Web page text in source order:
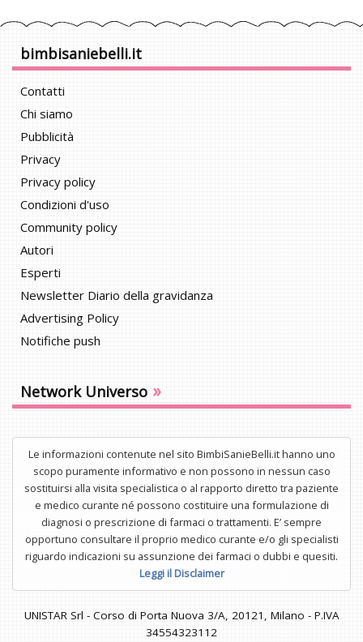
bimbisaniebelli.it
Contatti
Chi siamo
Pubblicità
Privacy
Privacy policy
Condizioni d'uso
Community policy
Autori
Esperti
Newsletter Diario della gravidanza
Advertising Policy
Notifiche push
Network Universo »
Le informazioni contenute nel sito BimbiSanieBelli.it hanno uno
scopo puramente informativo e non possono in nessun caso
sostituirsi alla visita specialistica o al rapporto diretto tra paziente
e medico curante né possono costituire una formulazione di
diagnosi o prescrizione di farmaci o trattamenti. E’ sempre
opportuno consultare il proprio medico curante e/o gli specialisti
riguardo indicazioni su assunzione dei farmaci o dubbi e quesiti.
Leggi il Disclaimer
UNISTAR Srl - Corso di Porta Nuova 3/A, 20121, Milano - P.IVA
34554323112